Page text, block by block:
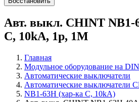
Авт. выкл. CHINT NB1-
С, 10kA, 1p, 1M
Главная
Модульное оборудование на
Автоматические выключатели
Автоматические выключатели
NB1-63H (хар-ка С, 10kA)